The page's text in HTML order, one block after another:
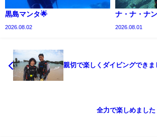
黒島マンタ🌟
2026.08.02
ナ・ナ・ナン
2026.08.01
親切で楽しくダイビングできま
全力で楽しめました